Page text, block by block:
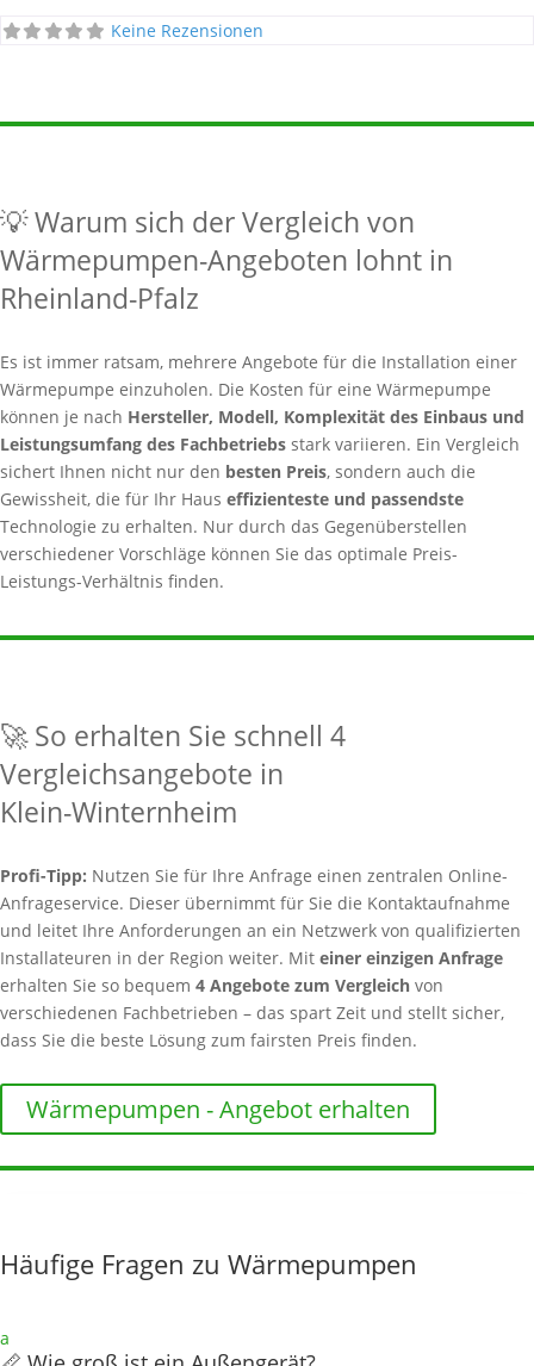
Keine Rezensionen
💡 Warum sich der Vergleich von
Wärmepumpen-Angeboten lohnt in
Rheinland-Pfalz
Es ist immer ratsam, mehrere Angebote für die Installation einer
Wärmepumpe einzuholen. Die Kosten für eine Wärmepumpe
können je nach Hersteller, Modell, Komplexität des Einbaus und
Leistungsumfang des Fachbetriebs stark variieren. Ein Vergleich
sichert Ihnen nicht nur den besten Preis, sondern auch die
Gewissheit, die für Ihr Haus effizienteste und passendste
Technologie zu erhalten. Nur durch das Gegenüberstellen
verschiedener Vorschläge können Sie das optimale Preis-
Leistungs-Verhältnis finden.
🚀 So erhalten Sie schnell 4
Vergleichsangebote in
Klein-Winternheim
Profi-Tipp: Nutzen Sie für Ihre Anfrage einen zentralen Online-
Anfrageservice. Dieser übernimmt für Sie die Kontaktaufnahme
und leitet Ihre Anforderungen an ein Netzwerk von qualifizierten
Installateuren in der Region weiter. Mit einer einzigen Anfrage
erhalten Sie so bequem 4 Angebote zum Vergleich von
verschiedenen Fachbetrieben – das spart Zeit und stellt sicher,
dass Sie die beste Lösung zum fairsten Preis finden.
Wärmepumpen - Angebot erhalten
Häufige Fragen zu Wärmepumpen
a